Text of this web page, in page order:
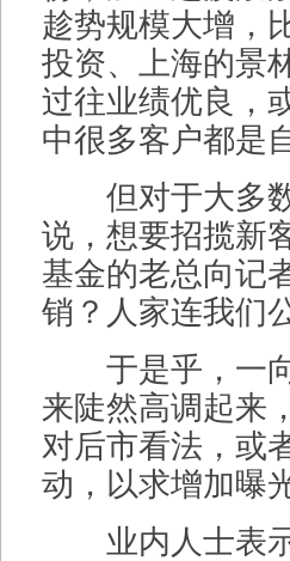
趁势规模大增，
投资、上海的景
过往业绩优良，
中很多客户都是
但对于大多数
说，想要招揽新
基金的老总向记
销？人家连我们
于是乎，一向
来陡然高调起来
对后市看法，或
动，以求增加曝
业内人士表示